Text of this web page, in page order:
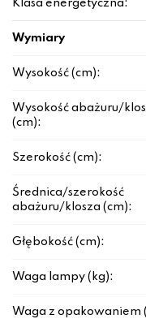
Klasa energetyczna:
Wymiary
Wysokość (cm):
Wysokość abażuru/
(cm):
Szerokość (cm):
Średnica/szerokość
abażuru/klosza (cm):
Głębokość (cm):
Waga lampy (kg):
Waga z opakowaniem